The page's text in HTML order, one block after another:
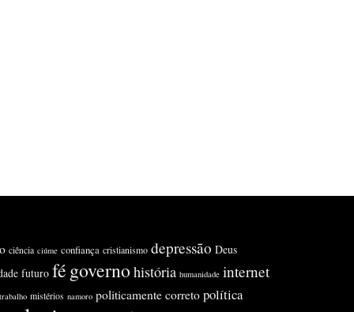
ciência ciúme confiança cristianismo depressão Deus
futuro fégoverno história humanidade internet
mistérios namoro politicamente correto política